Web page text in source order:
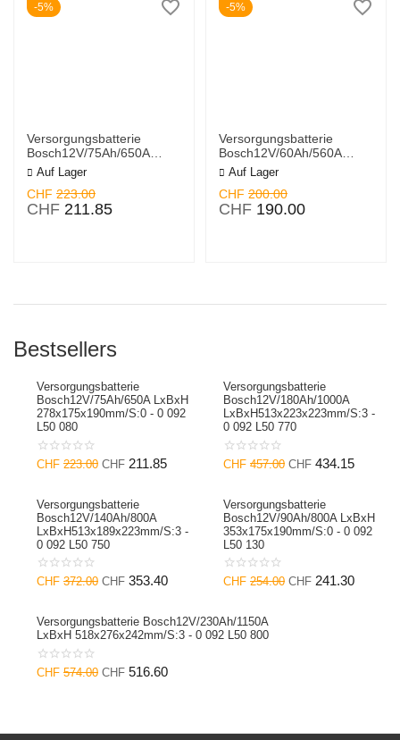
5%
Versorgungsbatterie
Bosch12V/75Ah/650A
LxBxH
278x175x190mm/S:0 - 0
092 L50 080
Auf Lager
CHF223.00
CHF 211.85
5%
Versorgungsbatterie
Bosch12V/60Ah/560A
LxBxH242x175x190mm/S:
0 - 0 092 L50 050
Auf Lager
CHF200.00
CHF 190.00
Bestsellers
Versorgungsbatterie
Bosch12V/75Ah/650A LxBxH
278x175x190mm/S:0 - 0 092
L50 080
CHF 223.00 CHF 211.85
Versorgungsbatterie
Bosch12V/180Ah/1000A
LxBxH513x223x223mm/S:3 -
0 092 L50 770
CHF 457.00 CHF 434.15
Versorgungsbatterie
Bosch12V/140Ah/800A
LxBxH513x189x223mm/S:3 -
0 092 L50 750
CHF 372.00 CHF 353.40
Versorgungsbatterie
Bosch12V/90Ah/800A LxBxH
353x175x190mm/S:0 - 0 092
L50 130
CHF 254.00 CHF 241.30
Versorgungsbatterie Bosch12V/230Ah/1150A
LxBxH 518x276x242mm/S:3 - 0 092 L50 800
CHF 574.00 CHF 516.60